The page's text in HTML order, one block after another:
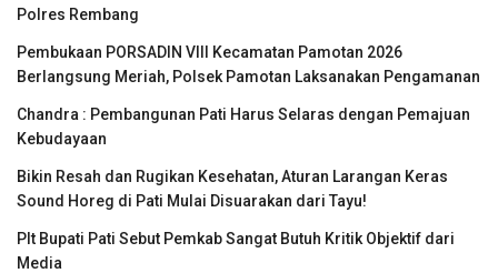
Polres Rembang
Pembukaan PORSADIN VIII Kecamatan Pamotan 2026
Berlangsung Meriah, Polsek Pamotan Laksanakan Pengamanan
Chandra : Pembangunan Pati Harus Selaras dengan Pemajuan
Kebudayaan
Bikin Resah dan Rugikan Kesehatan, Aturan Larangan Keras
Sound Horeg di Pati Mulai Disuarakan dari Tayu!
Plt Bupati Pati Sebut Pemkab Sangat Butuh Kritik Objektif dari
Media